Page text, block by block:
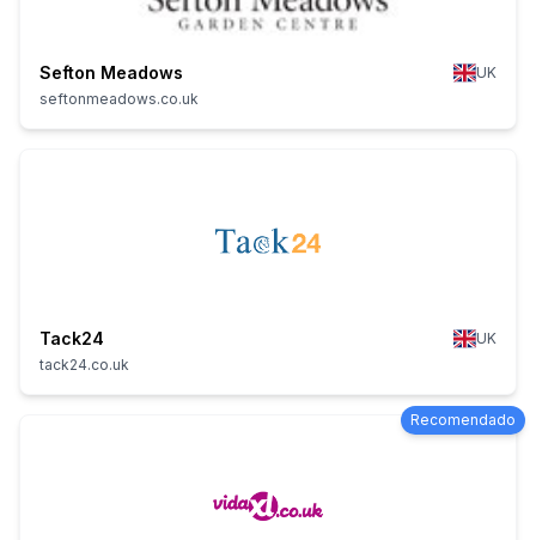
Sefton Meadows
UK
seftonmeadows.co.uk
Tack24
UK
tack24.co.uk
Recomendado